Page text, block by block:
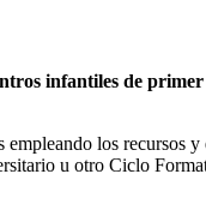
infantiles de
los recursos y
u otro Ciclo